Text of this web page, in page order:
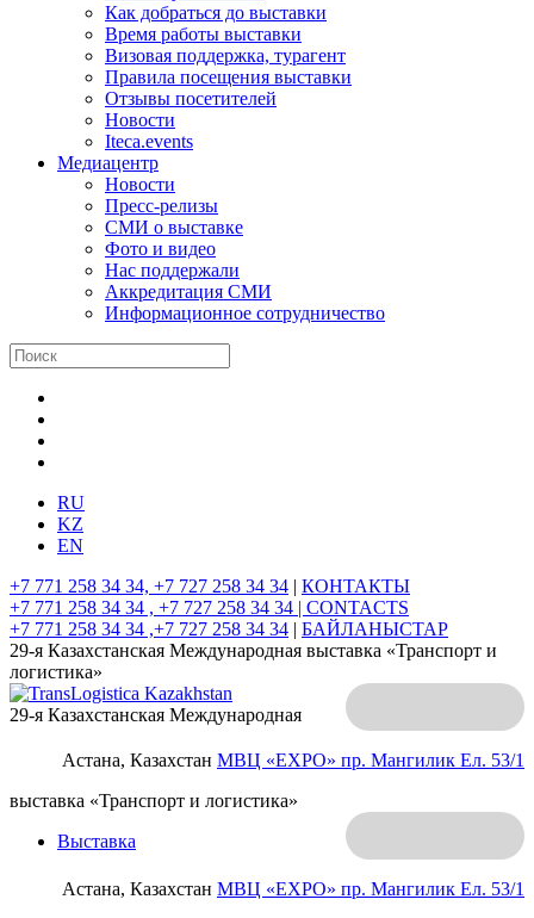
Как добраться до выставки
Время работы выставки
Визовая поддержка, турагент
Правила посещения выставки
Отзывы посетителей
Новости
Iteca.events
Медиацентр
Новости
Пресс-релизы
СМИ о выставке
Фото и видео
Нас поддержали
Аккредитация СМИ
Информационное сотрудничество
RU
KZ
EN
+7 771 258 34 34, +7 727 258 34 34 | КОНТАКТЫ
+7 771 258 34 34 , +7 727 258 34 34 | CONTACTS
+7 771 258 34 34 ,+7 727 258 34 34 | БАЙЛАНЫСТАР
29-я Казахстанская Международная выставка «Транспорт и
логистика»
Астана, Казахстан МВЦ «EXPO» пр. Мангилик Ел. 53/1
29-я Казахстанская Международная
выставка «Транспорт и логистика»
Астана, Казахстан МВЦ «EXPO» пр. Мангилик Ел. 53/1
Выставка